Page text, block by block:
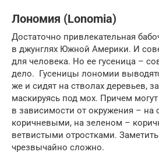
Лономия (Lonomia)
Достаточно привлекательная
в джунглях Южной Америки. И
для человека. Но ее гусеница –
дело. Гусеницы лономии
же и сидят на стволах деревьев,
маскируясь под мох. Причем
в зависимости от окружения – на
коричневыми, на зеленом –
ветвистыми отростками.
чрезвычайно сложно.